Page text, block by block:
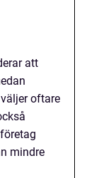
att
oftare
mindre